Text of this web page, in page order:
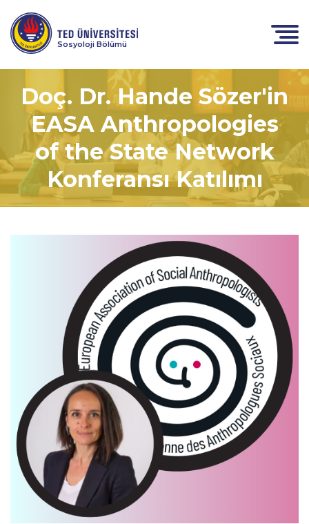
Sosyoloji Bölümü
Doç. Dr. Hande Sözer'in
EASA Anthropologies
of the State Network
Konferansı Katılımı